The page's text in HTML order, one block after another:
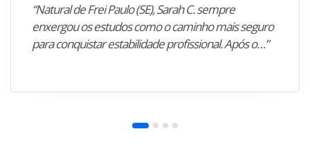
“Natural de Frei Paulo (SE), Sarah C. sempre
enxergou os estudos como o caminho mais seguro
para conquistar estabilidade profissional. Após o…”